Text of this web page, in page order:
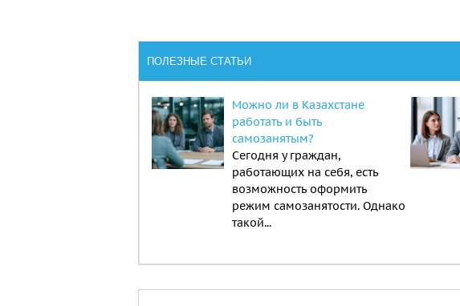
ПОЛЕЗНЫЕ СТАТЬИ
Можно ли в Казахстане
работать и быть
самозанятым?
Сегодня у граждан,
работающих на себя, есть
возможность оформить
режим самозанятости. Однако
такой...